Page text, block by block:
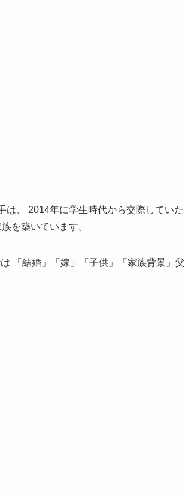
は、 2014年に学生時代から交際していた
を築いています。
「結婚」「嫁」「子供」「家族背景」父